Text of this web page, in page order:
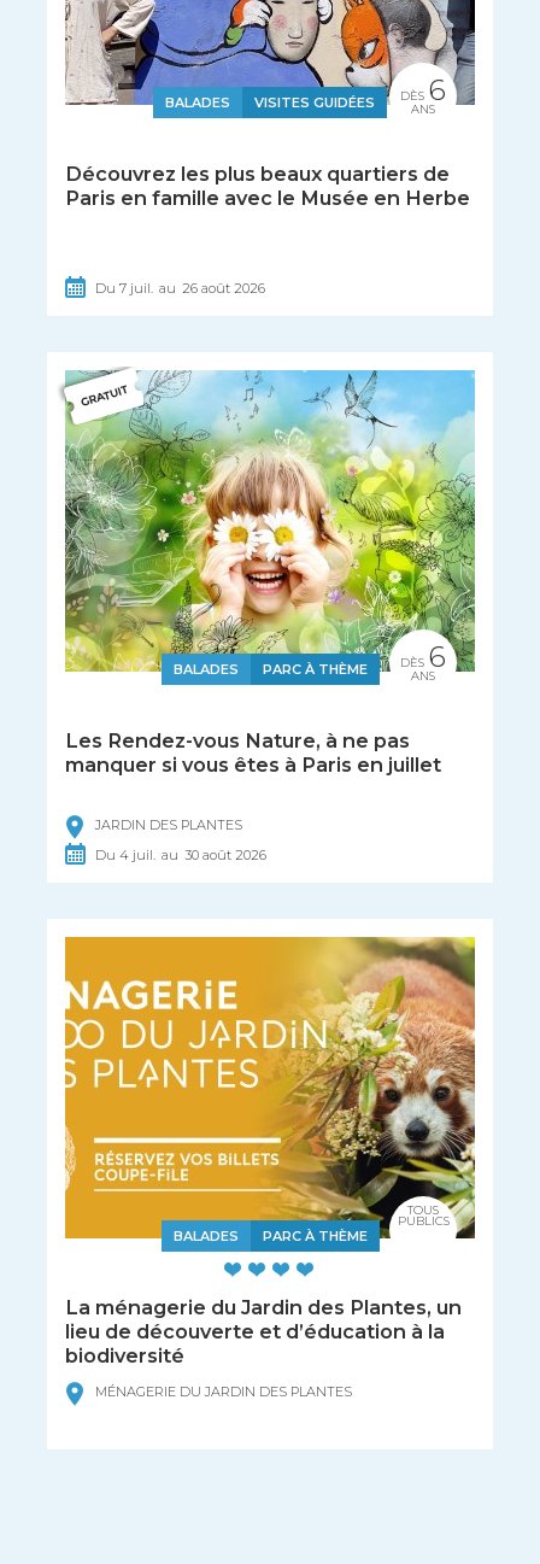
BALADES VISITES GUIDÉES
Découvrez les plus beaux quartiers de
Paris en famille avec le Musée en Herbe
Du7 juil. au 26août 2026
DÈS 6
ANS
BALADES PARC À THÈME
Les Rendez-vous Nature, à ne pas
manquer si vous êtes à Paris en juillet
JARDIN DES PLANTES
Du4 juil. au 30août 2026
DÈS 6
ANS
BALADES PARC À THÈME
La ménagerie du Jardin des Plantes, un
lieu de découverte et d’éducation à la
biodiversité
MÉNAGERIE DU JARDIN DES PLANTES
TOUS
PUBLICS